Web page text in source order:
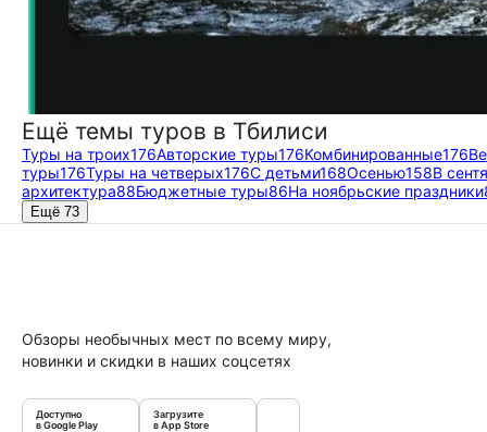
Ещё темы туров в Тбилиси
Туры на троих176Авторские туры176Комбинированные176
туры176Туры на четверых176С детьми168Осенью158В
архитектура88Бюджетные туры86На ноябрьские праздники
Ещё 73
Обзоры необычных мест по всему миру,
новинки и скидки в наших соцсетях
Доступно
в Google Play
Загрузите
в App Store